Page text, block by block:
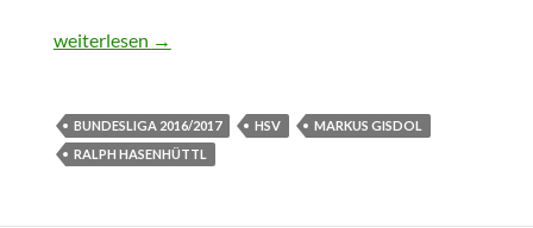
Pressekonferenz: RB Leipzig vs. Hamburger SV
weiterlesen →
BUNDESLIGA 2016/2017 HSV
MARKUS GISDOL
RALPH HASENHÜTTL